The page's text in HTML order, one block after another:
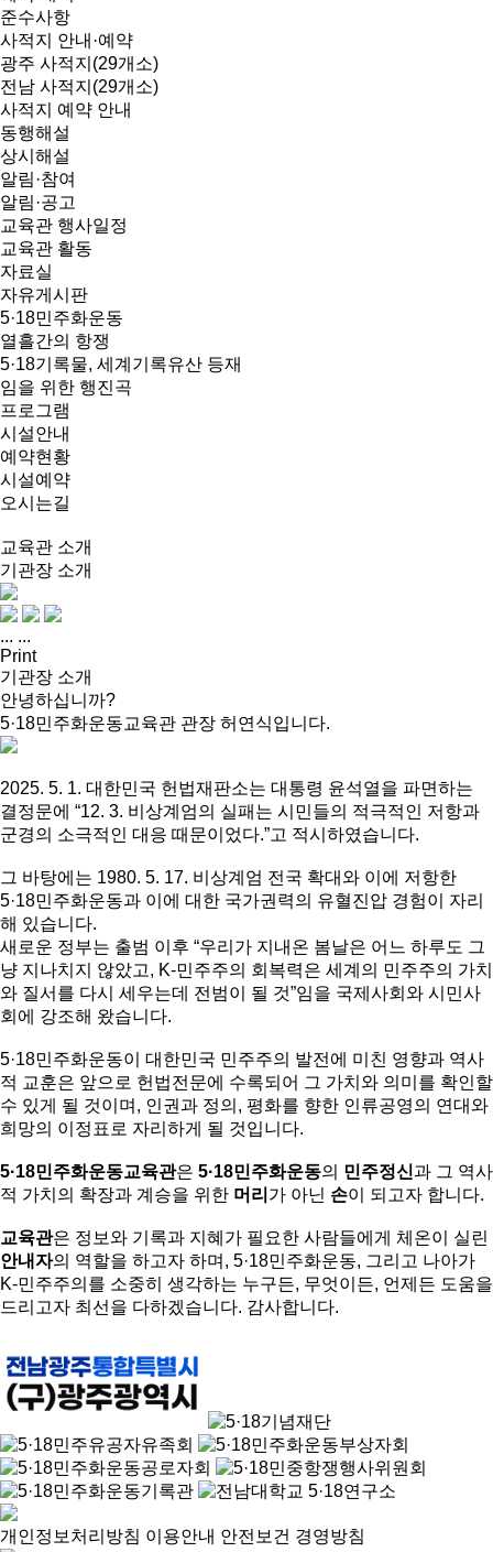
준수사항
사적지 안내·예약
광주 사적지(29개소)
전남 사적지(29개소)
사적지 예약 안내
동행해설
상시해설
알림·참여
알림·공고
교육관 행사일정
교육관 활동
자료실
자유게시판
5·18민주화운동
열흘간의 항쟁
5·18기록물, 세계기록유산 등재
임을 위한 행진곡
프로그램
시설안내
예약현황
시설예약
오시는길
교육관 소개
기관장 소개
... ...
Print
기관장 소개
안녕하십니까?
5·18민주화운동교육관 관장 허연식입니다.
2025. 5. 1. 대한민국 헌법재판소는 대통령 윤석열을 파면하는
결정문에 “12. 3. 비상계엄의 실패는 시민들의 적극적인 저항과
군경의 소극적인 대응 때문이었다.”고 적시하였습니다.
그 바탕에는 1980. 5. 17. 비상계엄 전국 확대와 이에 저항한
5·18민주화운동과 이에 대한 국가권력의 유혈진압 경험이 자리
해 있습니다.
새로운 정부는 출범 이후 “우리가 지내온 봄날은 어느 하루도 그
냥 지나치지 않았고, K-민주주의 회복력은 세계의 민주주의 가치
와 질서를 다시 세우는데 전범이 될 것”임을 국제사회와 시민사
회에 강조해 왔습니다.
5·18민주화운동이 대한민국 민주주의 발전에 미친 영향과 역사
적 교훈은 앞으로 헌법전문에 수록되어 그 가치와 의미를 확인할
수 있게 될 것이며, 인권과 정의, 평화를 향한 인류공영의 연대와
희망의 이정표로 자리하게 될 것입니다.
5·18민주화운동교육관은 5·18민주화운동의 민주정신과 그 역사
적 가치의 확장과 계승을 위한 머리 가 아닌 손이 되고자 합니다.
교육관은 정보와 기록과 지혜가 필요한 사람들에게 체온이 실린
안내자의 역할을 하고자 하며, 5·18민주화운동, 그리고 나아가
K-민주주의를 소중히 생각하는 누구든, 무엇이든, 언제든 도움을
드리고자 최선을 다하겠습니다. 감사합니다.
개인정보처리방침 이용안내 안전보건 경영방침